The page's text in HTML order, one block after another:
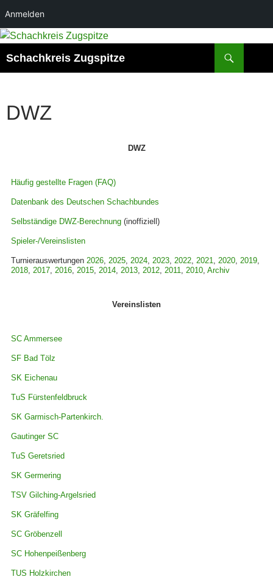
Anmelden
Zum
springen
Schachkreis Zugspitze
DWZ
DWZ
Häufig gestellte Fragen (FAQ)
Datenbank des Deutschen Schachbundes
Selbständige DWZ-Berechnung (inoffiziell)
Spieler-/Vereinslisten
Turnierauswertungen 2026 2025 2024 2023 2022 2021 2020 2019
2018 2017 2016 2015 2014 2013 2012 2011 2010 Archiv
Vereinslisten
SC Ammersee
SF Bad Tölz
SK Eichenau
TuS Fürstenfeldbruck
SK Garmisch-Partenkirch.
Gautinger SC
TuS Geretsried
SK Germering
TSV Gilching-Argelsried
SK Gräfelfing
SC Gröbenzell
SC Hohenpeißenberg
TUS Holzkirchen